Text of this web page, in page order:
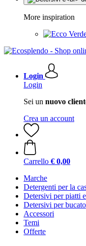
More inspiration
Login
Login
Sei un nuovo
Crea un account
Carrello € 0,00
Marche
Detergenti per la
Detersivi per piatti
Detersivi per bucato
Accessori
Temi
Offerte